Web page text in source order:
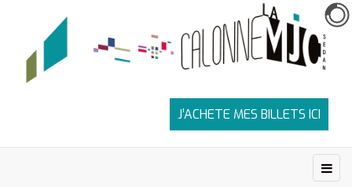
J’ACHETE MES BILLETS ICI